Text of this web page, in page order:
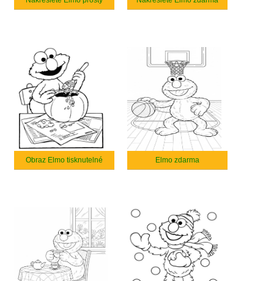
Obraz Elmo tisknutelné Elmo zdarma